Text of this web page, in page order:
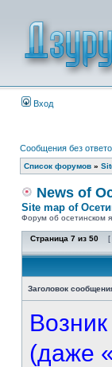
Вход
Сообщения без
Список форумов »
News of
Site map of
Форум об осетинском
Страница 7 из 50 [
Заголовок
(даже